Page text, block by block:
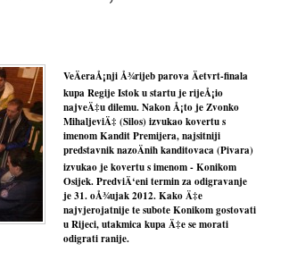
VeÄeraÅ¡nji Å¾rijeb parova Äetvrt-finala
kupa Regije Istok u startu je rijeÅ¡io
najveÄ‡u dilemu. Nakon Å¡to je Zvonko
MihaljeviÄ‡ (Silos) izvukao kovertu s
imenom Kandit Premijera, najsitniji
predstavnik nazoÄnih kanditovaca (Pivara)
izvukao je kovertu s imenom - Konikom
Osijek. PredviÄ‘eni termin za odigravanje
je 31. oÅ¾ujak 2012. Kako Ä‡e
najvjerojatnije te subote Konikom gostovati
u Rijeci, utakmica kupa Ä‡e se morati
odigrati ranije.